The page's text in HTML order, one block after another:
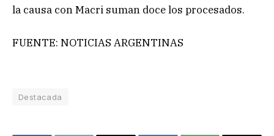
la causa con Macri suman doce los procesados.
FUENTE: NOTICIAS ARGENTINAS
Destacada